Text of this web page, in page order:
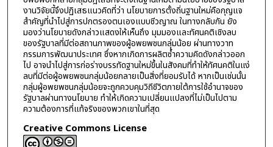
งานวิจัยนี้จึงปฏิเสธแนวคิดที่ว่า นโยบายการตั้งถิ่นฐานใหม่คือกุญแจ
สำคัญที่นำไปสู่การปกตรองตนเองแบบชีวญาณ ในทางกลับกัน ยัง
มองว่านโยบายดังกล่าวแสดงให้เห็นถึง มุมมองและทัศนคติเชิงลบ
ของรัฐบาลที่มีต่อสถานภาพของผู้อพยพชนกลุ่มน้อย ผ่านทางวาท
กรรมการพัฒนาประเทศ ซึ่งหากเกิดการผลิตซ้ำความคิดดังกล่าวออก
ไป อาจนำไปสู่การก่อร่างบรรทัดฐานใหม่ขึ้นในสังคมที่ทำให้ทัศนคติในแง่
ลบที่มีต่อผู้อพยพชนกลุ่มน้อยกลายเป็นสิ่งที่ยอมรับได้ หากเป็นเช่นนั้น
กลุ่มผู้อพยพชนกลุ่มน้อยจะถูกควบคุมวิถีชีวิตภายใต้การใช้อำนาจของ
รัฐบาลผ่านทางนโยบาย ทำให้เกิดความเปลี่ยนแปลงที่ไม่เป็นไปตาม
ความต้องการที่แท้จริงของพวกเขาในที่สุด
Creative Commons License